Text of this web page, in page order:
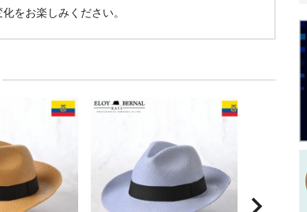
をお楽しみください。